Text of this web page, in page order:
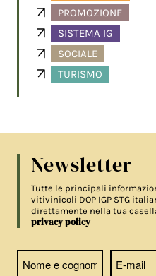
PROMOZIONE
SISTEMA IG
SOCIALE
TURISMO
Newsletter
Tutte le principali
vitivinicoli DOP IGP STG
direttamente nella tua
privacy policy